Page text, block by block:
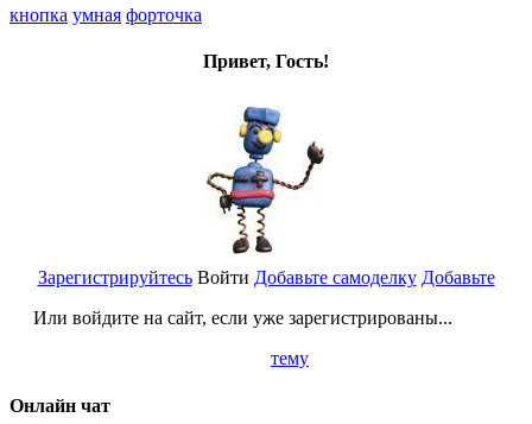
кнопка умная форточка
Привет, Гость!
Зарегистрируйтесь
Или войдите на сайт, если уже зарегистрированы...
Войти Добавьте самоделку Добавьте
тему
Онлайн чат